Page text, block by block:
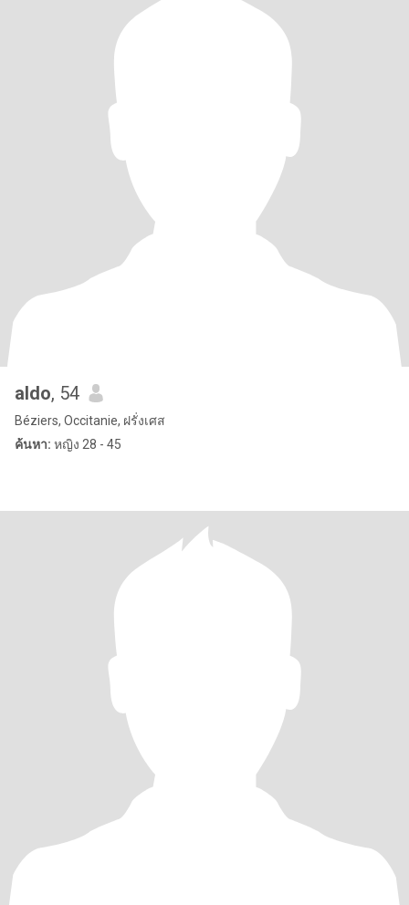
aldo, 54
Béziers, Occitanie, ฝรั่งเศส
ค้นหา: หญิง 28 - 45